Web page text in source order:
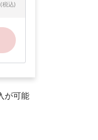
(税込)
が可能